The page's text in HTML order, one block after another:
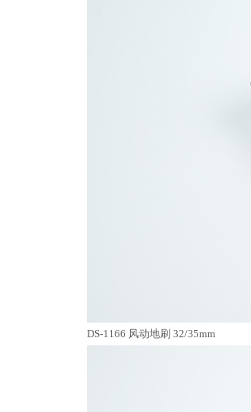
DS-1166 风动地刷 32/35mm